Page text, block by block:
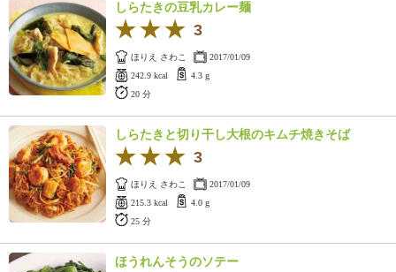
しらたきの豆乳カレー麺
3
ほりえ さわこ
2017/01/09
242.9 kcal
4.3 g
20 分
しらたきと切り干し大根のキムチ焼きそば
3
ほりえ さわこ
2017/01/09
215.3 kcal
4.0 g
25 分
ほうれんそうのソテー